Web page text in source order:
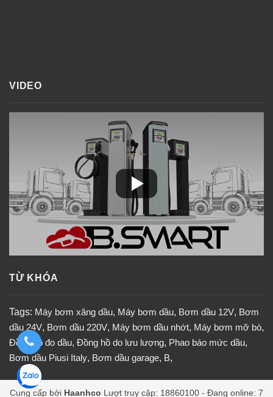
VIDEO
TỪ KHÓA
Tags: Máy bơm xăng dầu, Máy bơm dầu, Bơm dầu 12V, Bơm
dầu 24V, Bơm dầu 220V, Máy bơm dầu nhớt, Máy bơm mỡ bò,
Đồng hồ đo dầu, Đồng hồ do lưu lượng, Phao báo mức dầu,
Bơm dầu Piusi Italy, Bơm dầu garage, B,
Cung cấp bởi Haanhco Lượt truy cập: 18860100 - Đang online: 7